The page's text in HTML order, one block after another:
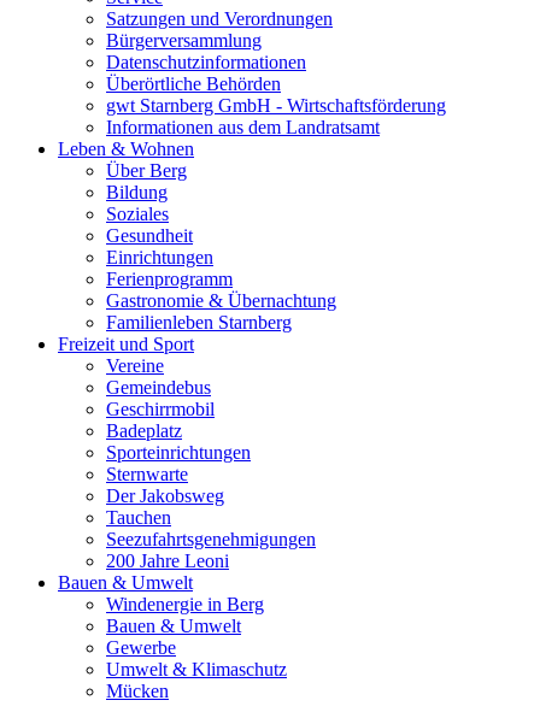
Satzungen und Verordnungen
Bürgerversammlung
Datenschutzinformationen
Überörtliche Behörden
gwt Starnberg GmbH - Wirtschaftsförderung
Informationen aus dem Landratsamt
Leben & Wohnen
Über Berg
Bildung
Soziales
Gesundheit
Einrichtungen
Ferienprogramm
Gastronomie & Übernachtung
Familienleben Starnberg
Freizeit und Sport
Vereine
Gemeindebus
Geschirrmobil
Badeplatz
Sporteinrichtungen
Sternwarte
Der Jakobsweg
Tauchen
Seezufahrtsgenehmigungen
200 Jahre Leoni
Bauen & Umwelt
Windenergie in Berg
Bauen & Umwelt
Gewerbe
Umwelt & Klimaschutz
Mücken